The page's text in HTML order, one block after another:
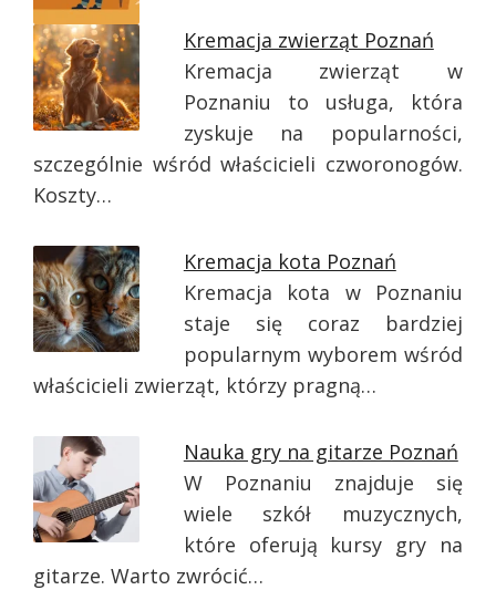
Kremacja zwierząt Poznań
Kremacja zwierząt w
Poznaniu to usługa, która
zyskuje na popularności,
szczególnie wśród właścicieli czworonogów.
Koszty…
Kremacja kota Poznań
Kremacja kota w Poznaniu
staje się coraz bardziej
popularnym wyborem wśród
właścicieli zwierząt, którzy pragną…
Nauka gry na gitarze Poznań
W Poznaniu znajduje się
wiele szkół muzycznych,
które oferują kursy gry na
gitarze. Warto zwrócić…